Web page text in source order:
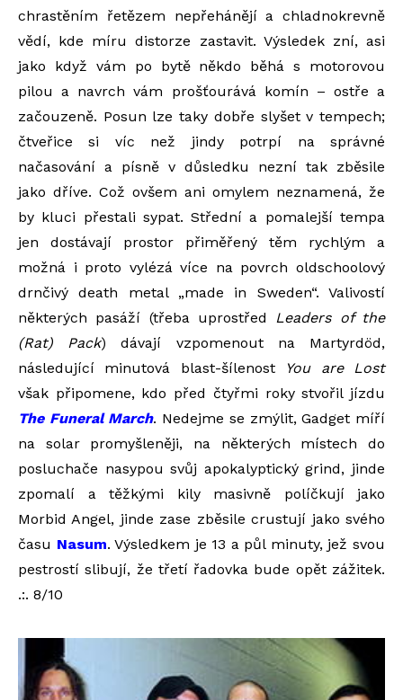
chrastěním řetězem nepřehánějí a chladnokrevně
vědí, kde míru distorze zastavit. Výsledek zní, asi
jako když vám po bytě někdo běhá s motorovou
pilou a navrch vám prošťourává komín – ostře a
začouzeně. Posun lze taky dobře slyšet v tempech;
čtveřice si víc než jindy potrpí na správné
načasování a písně v důsledku nezní tak zběsile
jako dříve. Což ovšem ani omylem neznamená, že
by kluci přestali sypat. Střední a pomalejší tempa
jen dostávají prostor přiměřený těm rychlým a
možná i proto vylézá více na povrch oldschoolový
drnčivý death metal „made in Sweden“. Valivostí
některých pasáží (třeba uprostřed Leaders of the
(Rat) Pack) dávají vzpomenout na Martyrdöd,
následující minutová blast-šílenost
You are Lost
však připomene, kdo před čtyřmi roky stvořil jízdu
The Funeral March. Nedejme se zmýlit, Gadget míří
na solar promyšleněji, na některých místech do
posluchače nasypou svůj apokalyptický grind, jinde
zpomalí a těžkými kily masivně políčkují jako
Morbid Angel, jinde zase zběsile crustují jako svého
času Nasum. Výsledkem je 13 a půl minuty, jež svou
pestrostí slibují, že třetí řadovka bude opět zážitek.
.:. 8/10